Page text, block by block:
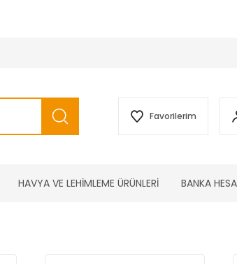
Favorilerim
HAVYA VE LEHİMLEME ÜRÜNLERİ BANKA